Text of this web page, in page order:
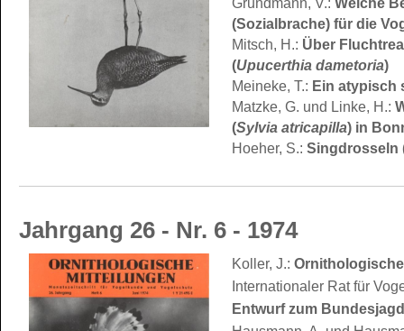
Grundmann, V.: Welche
(Sozialbrache) für die
Mitsch, H.: Über
(Upucerthia dametoria)
Meineke, T.: Ein atypisch
Matzke, G. und Linke, H.:
(Sylvia atricapilla) in
Hoeher, S.: Singdrosseln
Jahrgang 26 - Nr. 6 - 1974
Koller, J.:
Internationaler Rat für
Entwurf zum